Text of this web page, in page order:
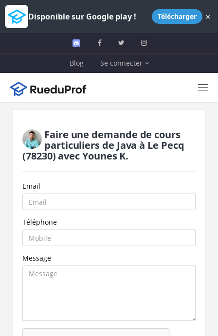
Disponible sur Google play ! Télécharger ×
Blog Se connecter
Faire une demande de cours
particuliers de Java à Le Pecq
(78230)avecYounes K.
Email
Téléphone
Message